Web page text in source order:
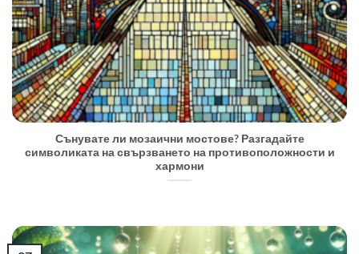
Сънувате ли мозаични мостове? Разгадайте
символиката на свързването на противоположности и
хармони